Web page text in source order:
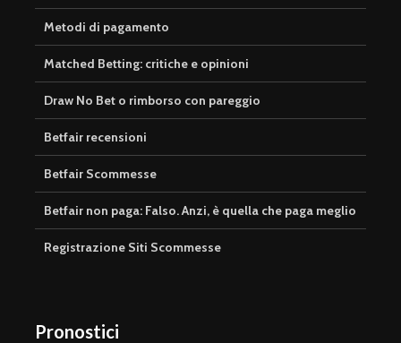
Metodi di pagamento
Matched Betting: critiche e opinioni
Draw No Bet o rimborso con pareggio
Betfair recensioni
Betfair Scommesse
Betfair non paga: Falso. Anzi, è quella che paga meglio
Registrazione Siti Scommesse
Pronostici